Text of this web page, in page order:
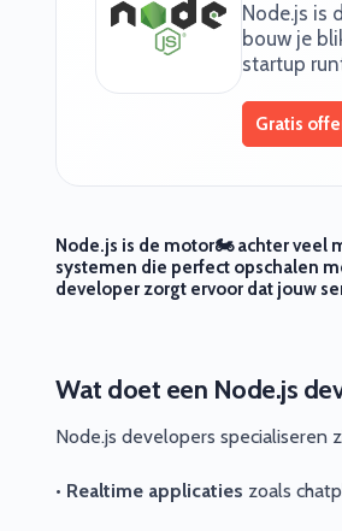
Node.js is
bouw je
startup
Gratis
Node.js is de motor🏍️ achter veel
systemen die perfect opschalen
developer zorgt ervoor dat jouw
Wat doet een Node.js
Node.js developers specialiseren
• Realtime applicaties zoals